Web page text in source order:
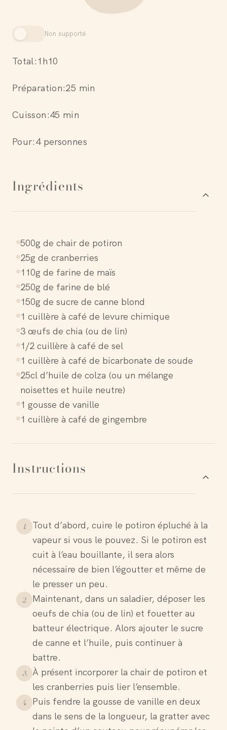
Non supporté
Total:1h10
Préparation:25 min
Cuisson:45 min
Pour:4 personnes
Ingrédients
500g de chair de potiron
25g de cranberries
110g de farine de maïs
250g de farine de blé
150g de sucre de canne blond
1 cuillère à café de levure chimique
3 œufs de chia (ou de lin)
1/2 cuillère à café de sel
1 cuillère à café de bicarbonate de soude
25cl d’huile de colza (ou un mélange
noisettes et huile neutre)
1 gousse de vanille
1 cuillère à café de gingembre
Instructions
1.
Tout d’abord, cuire le potiron épluché à la
vapeur si vous le pouvez. Si le potiron est
cuit à l’eau bouillante, il sera alors
nécessaire de bien l’égoutter et même de
le presser un peu.
2.
Maintenant, dans un saladier, déposer les
oeufs de chia (ou de lin) et fouetter au
batteur électrique. Alors ajouter le sucre
de canne et l’huile, puis continuer à
battre.
3.
À présent incorporer la chair de potiron et
les cranberries puis lier l’ensemble.
4.
Puis fendre la gousse de vanille en deux
dans le sens de la longueur, la gratter avec